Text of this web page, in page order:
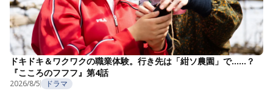
ドキドキ＆ワクワクの職業体験。行き先は「紺ソ農園」で……？
『こころのフフフ』第4話
2026/8/5 ドラマ